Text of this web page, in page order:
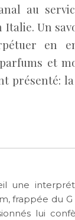
au
Un
en
et
présenté:
une
frappée du
lui